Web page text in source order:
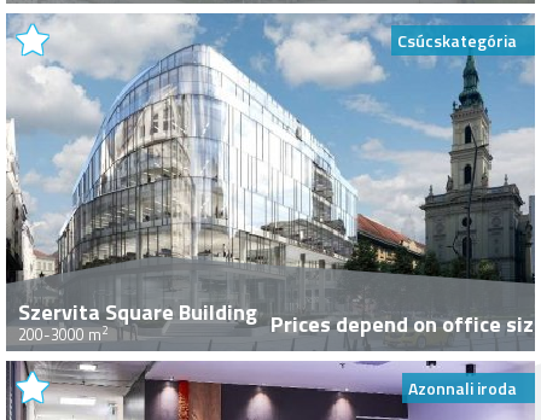
Csúcskategória
Szervita Square Building
200-3000 m2 Prices depend on office
Azonnali iroda